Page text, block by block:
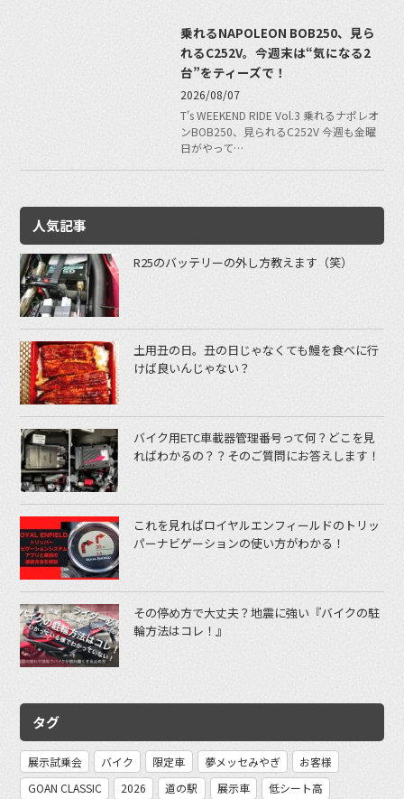
乗れるNAPOLEON BOB250、見ら
れるC252V。今週末は“気になる2
台”をティーズで！
2026/08/07
T's WEEKEND RIDE Vol.3 乗れるナポレオ
ンBOB250、見られるC252V 今週も金曜
日がやって…
人気記事
R25のバッテリーの外し方教えます（笑）
土用丑の日。丑の日じゃなくても鰻を食べに行
けば良いんじゃない？
バイク用ETC車載器管理番号って何？どこを見
ればわかるの？？そのご質問にお答えします！
これを見ればロイヤルエンフィールドのトリッ
パーナビゲーションの使い方がわかる！
その停め方で大丈夫？地震に強い『バイクの駐
輪方法はコレ！』
タグ
展示試乗会 バイク 限定車 夢メッセみやぎ
お客様
GOAN CLASSIC
2026 道の駅 展示車
低シート高